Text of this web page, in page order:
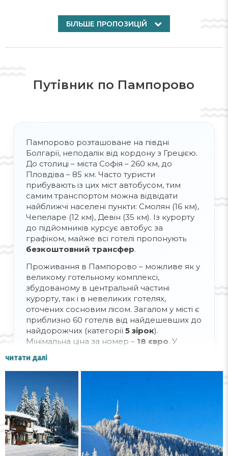
червоні(середній рівень), 5,5 км —
(для досвідчених лижників). Є траси
розташовані між позначками 1926 м та 1450
Крім того, Пампорово— улюблений
курорт для прихильниківсноуборду
створено всі умови для катання на борді:
від спеціальних майданчиків і прокату
спорядження дошколи сноуборду, де
навчають із4 років.
Прокат спорядження та Skipass
Skipass(доступ до підйомників) можна
придбати: у готелі,онлайн, у лижній школі.
Його вартість може бути включена й у
прокат спорядження. Найвигідніша ціна
на Skipass — на кілька днів або в комплексі
з прокатом лиж (
Skipass
Водночас на
ціна ще вигідніша –
202(з орендою –
) євро. Є знижки для
дітей і людей похилого віку, додатково ви
можете оплатити й заняття з інструктором.
БІЛЬШЕ ПРОПОЗИЦІЙ
Путівник по Пампорово
Пампорово розташоване на півдні
Болгарії, неподалік від кордону з Грецією.
До столиці – міста Софія – 260 км, до
Пловдіва – 85 км. Часто туристи
прибувають із цих міст автобусом, тим
самим транспортом можна відвідати
найближчі населені пункти: Смолян (16 км),
Чепеларе (12 км), Девін (35 км). Із курорту
до підйомників курсує автобус за
графіком, майже всі готелі пропонують
безкоштовний трансфер.
Проживання в Пампорово – можливе як у
великому готельному комплексі,
збудованому в центральній частині
курорту, так і в невеликих готелях,
оточених сосновим лісом. Загалом у місті є
приблизно 60 готелів від найдешевших до
найдорожчих (категорії 5 зірок).
Мінімальна ціна за номер – 18 євро. У
центрі курортного містечка працює
спортивно-розважальний комплекс, бари,
ресторани, магазини (зокрема
спортивного спорядження), а також
пункти прокату лиж і сноубордів.
читати далі